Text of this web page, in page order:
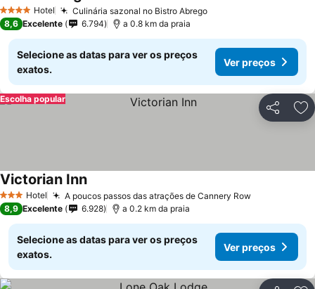
4 EstrelasHotel Culinária sazonal no Bistro Abrego
8,6 Excelente 6.794 a 0.8 km da praia
Selecione as datas para ver os preços
exatos.
Ver preços
Partilhar
Escolha popular
3 EstrelasHotel A poucos passos das atrações de Cannery Row
Victorian Inn
8,9 Excelente 6.928 a 0.2 km da praia
Selecione as datas para ver os preços
exatos.
Ver preços